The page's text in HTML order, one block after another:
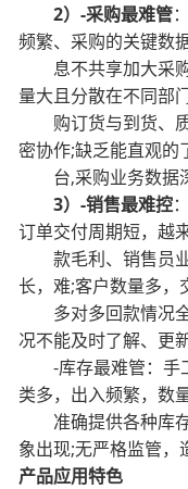
2）-采购最难管
频繁、采购的关键数
息不共享加大采购
量大且分散在不同部
购订货与到货、质
密协作;缺乏能直观的
台,采购业务数据
3）-销售最难控
订单交付周期短，越
款毛利、销售员业
长，难;客户数量多，
多对多回款情况全
况不能及时了解、更
-库存最难管：手
类多，出入频繁，数
准确提供各种库存
象出现;无严格监管，
产品应用特色